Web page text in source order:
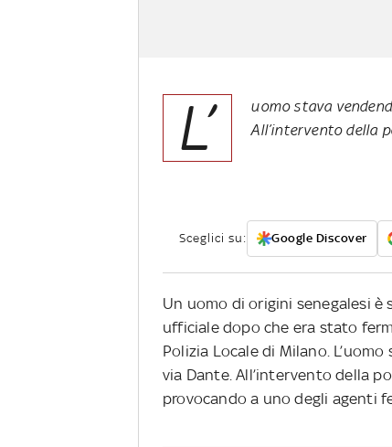
L’
uomo stava
All’intervento della
Sceglici su: Google Discover
Un uomo di origini senegalesi
ufficiale dopo che era stato
Polizia Locale di Milano.
via Dante. All’intervento della
provocando a uno degli agenti